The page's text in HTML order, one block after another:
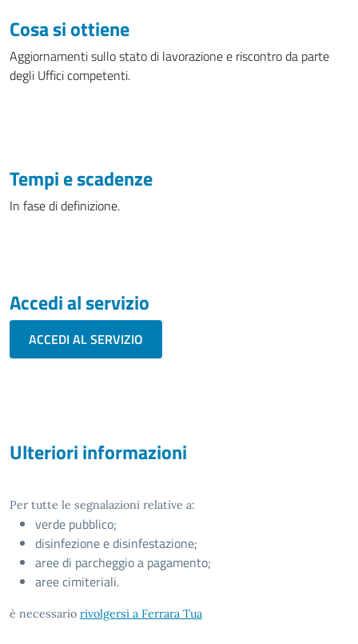
Cosa si ottiene
Aggiornamenti sullo stato di lavorazione e riscontro da parte
degli Uffici competenti.
Tempi e scadenze
In fase di definizione.
Accedi al servizio
ACCEDI AL SERVIZIO
Ulteriori informazioni
Per tutte le segnalazioni relative a:
verde pubblico;
disinfezione e disinfestazione;
aree di parcheggio a pagamento;
aree cimiteriali.
è necessario rivolgersi a Ferrara Tua